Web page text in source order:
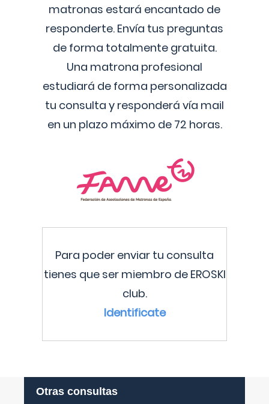
matronas estará encantado de
responderte. Envía tus preguntas
de forma totalmente gratuita.
Una matrona profesional
estudiará de forma personalizada
tu consulta y responderá vía mail
en un plazo máximo de 72 horas.
Para poder enviar tu consulta
tienes que ser miembro de EROSKI
club.
Identificate
Otras consultas